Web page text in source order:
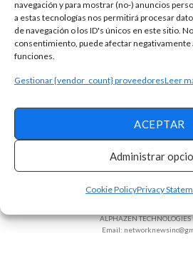
navegación y para mostrar (no-) anuncios
a estas tecnologías nos permitirá procesar
de navegación o los ID's únicos en este sitio.
consentimiento, puede afectar negativamente
funciones.
Gestionar {vendor_count} proveedoresLeer
ACEPTAR
Administrar
Cookie PolicyPrivacy
Términos y condiciones
Política de Privacidad
Opt-out Preferences
Declaracion de
ALPHAZEN TECHNOLOGIES
Email: